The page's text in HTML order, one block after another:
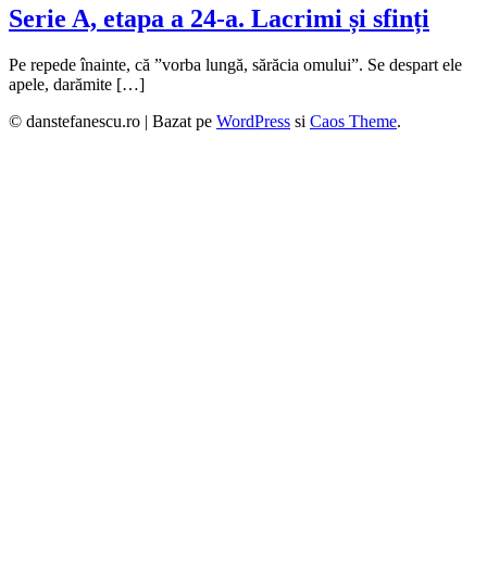
Serie A, etapa a 24-a. Lacrimi și sfinți
Pe repede înainte, că ”vorba lungă, sărăcia omului”. Se despart ele
apele, darămite […]
© danstefanescu.ro | Bazat pe WordPress si Caos Theme.